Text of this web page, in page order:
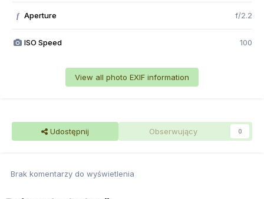
f Aperture f/2.2
ISO Speed 100
View all photo EXIF information
Udostępnij Obserwujący 0
Brak komentarzy do wyświetlenia